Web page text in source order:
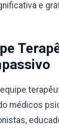
e
médicos